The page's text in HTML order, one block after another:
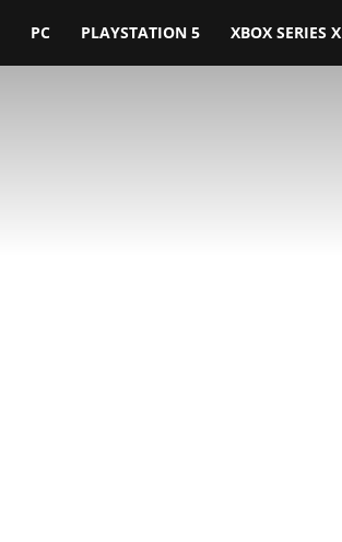
PC PLAYSTATION 5 XBOX SERIES X